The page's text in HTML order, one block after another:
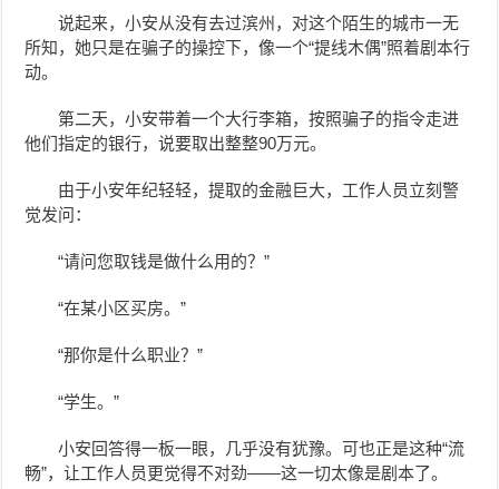
说起来，小安从没有去过滨州，对这个陌生的城市一无
所知，她只是在骗子的操控下，像一个“提线木偶”照着剧本行
动。
第二天，小安带着一个大行李箱，按照骗子的指令走进
他们指定的银行，说要取出整整90万元。
由于小安年纪轻轻，提取的金融巨大，工作人员立刻警
觉发问：
“请问您取钱是做什么用的？”
“在某小区买房。”
“那你是什么职业？”
“学生。”
小安回答得一板一眼，几乎没有犹豫。可也正是这种“流
畅”，让工作人员更觉得不对劲——这一切太像是剧本了。